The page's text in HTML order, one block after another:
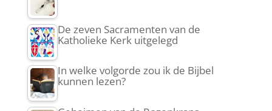
De zeven Sacramenten van de
Katholieke Kerk uitgelegd
In welke volgorde zou ik de Bijbel
kunnen lezen?